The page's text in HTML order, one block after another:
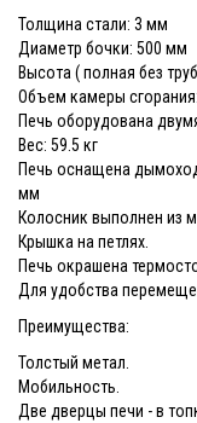
Толщина стали: 3 мм
Диаметр бочки: 500 мм
Высота ( полная без
Объем камеры
Печь оборудована
Вес: 59.5 кг
Печь оснащена
мм
Колосник выполнен из
Крышка на петлях.
Печь окрашена
Для удобства
Преимущества:
Толстый метал.
Мобильность.
Две дверцы печи - в